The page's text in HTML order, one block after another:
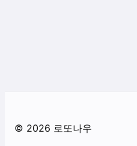
© 2026 로또나우